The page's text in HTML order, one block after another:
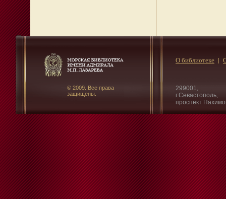
© 2009. Все права
защищены.
299001,
г.Севастополь,
проспект
О библиотеке